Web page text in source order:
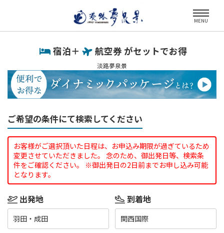
MENU
宿泊＋ 航空券 がセットでお得
淡路夢泉景
ご希望の条件にて検索してください
お客様がご選択頂いた日程は、お申込み期限が過ぎているため
変更させていただきました。 念のため、御出発日等、検索条
件をご確認ください。 ※御出発日の2日前までお申し込み可能
となります。
出発地
羽田・成田
到着地
関西国際